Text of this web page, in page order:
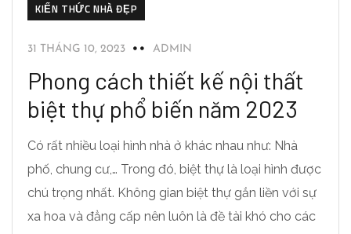
KIẾN THỨC NHÀ ĐẸP
31 THÁNG 10, 2023 ADMIN
Phong cách thiết kế nội thất
biệt thự phổ biến năm 2023
Có rất nhiều loại hình nhà ở khác nhau như: Nhà
phố, chung cư,… Trong đó, biệt thự là loại hình được
chú trọng nhất. Không gian biệt thự gắn liền với sự
xa hoa và đẳng cấp nên luôn là đề tài khó cho các